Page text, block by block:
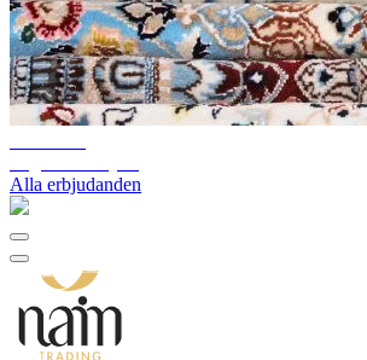
Alla erbjudanden